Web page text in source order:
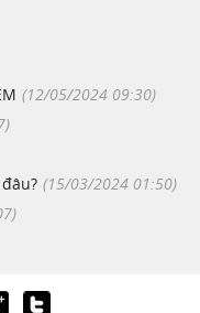
(12/05/2024 09:30)
(15/03/2024 01:50)